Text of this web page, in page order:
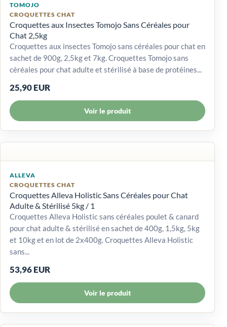
TOMOJO
CROQUETTES CHAT
Croquettes aux Insectes Tomojo Sans Céréales pour
Chat 2,5kg
Croquettes aux insectes Tomojo sans céréales pour chat en
sachet de 900g, 2,5kg et 7kg. Croquettes Tomojo sans
céréales pour chat adulte et stérilisé à base de protéines...
25,90 EUR
Voir le produit
ALLEVA
CROQUETTES CHAT
Croquettes Alleva Holistic Sans Céréales pour Chat
Adulte & Stérilisé 5kg / 1
Croquettes Alleva Holistic sans céréales poulet & canard
pour chat adulte & stérilisé en sachet de 400g, 1,5kg, 5kg
et 10kg et en lot de 2x400g. Croquettes Alleva Holistic
sans...
53,96 EUR
Voir le produit